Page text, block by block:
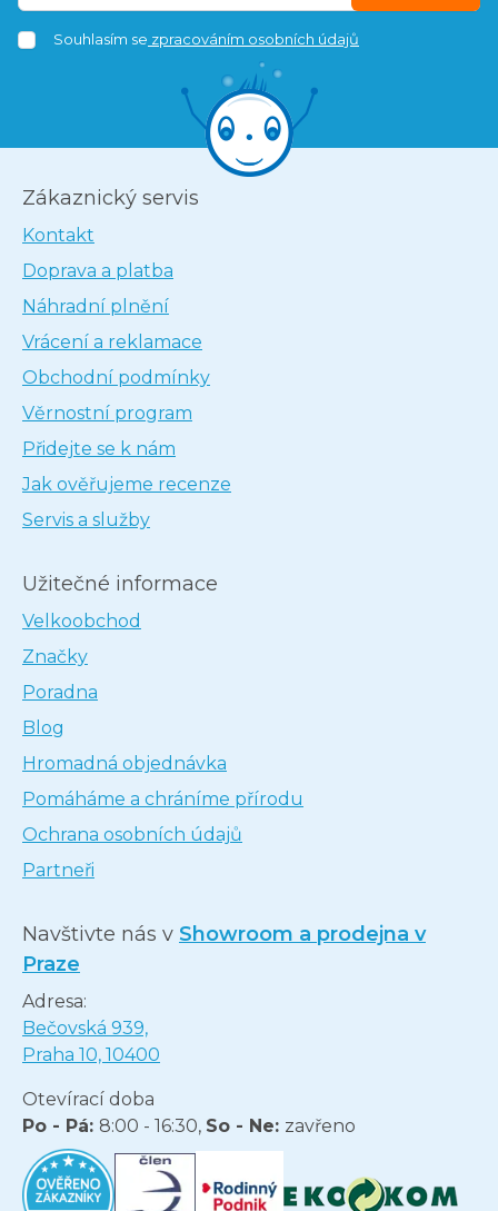
Souhlasím se zpracováním osobních údajů
Zákaznický servis
Kontakt
Doprava a platba
Náhradní plnění
Vrácení a reklamace
Obchodní podmínky
Věrnostní program
Přidejte se k nám
Jak ověřujeme recenze
Servis a služby
Užitečné informace
Velkoobchod
Značky
Poradna
Blog
Hromadná objednávka
Pomáháme a chráníme přírodu
Ochrana osobních údajů
Partneři
Navštivte nás v Showroom a prodejna v
Praze
Adresa:
Bečovská 939,
Praha 10, 10400
Otevírací doba
Po - Pá: 8:00 - 16:30, So - Ne: zavřeno